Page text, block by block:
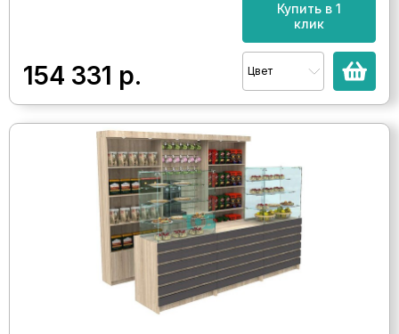
154 331 р.
Купить в 1
клик
Цвет